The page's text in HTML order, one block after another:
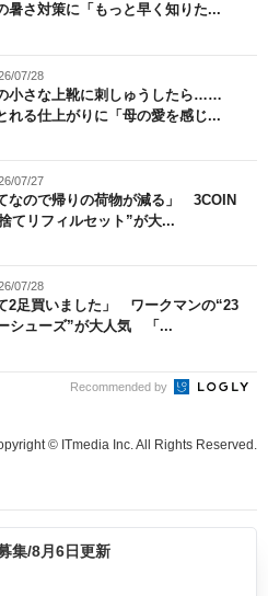
暑さ対策に「もっと早く知りた...
07/28
小さな上靴に刺しゅうしたら……
れる仕上がりに「母の愛を感じ...
07/27
なので帰りの荷物が減る」 3COIN
てリフィルセット”が大...
07/28
2足買いました」 ワークマンの“23
シューズ”が大人気 「...
Recommended by
© ITmedia Inc. All Rights Reserved.
集/8月6日更新